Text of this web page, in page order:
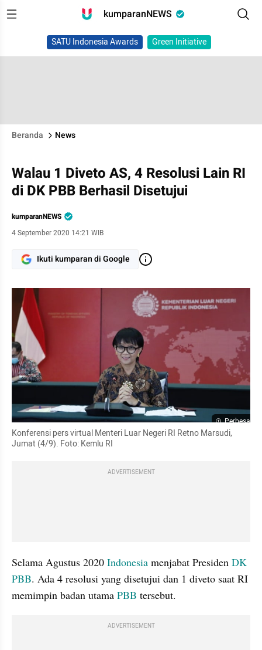
kumparanNEWS
SATU Indonesia Awards Green Initiative
Beranda News
Walau 1 Diveto AS, 4 Resolusi Lain RI
di DK PBB Berhasil Disetujui
kumparanNEWS
4 September 2020 14:21 WIB
Ikuti kumparan di Google
Perbesar
Konferensi pers virtual Menteri Luar Negeri RI Retno Marsudi,
Jumat (4/9). Foto: Kemlu RI
ADVERTISEMENT
Selama Agustus 2020 Indonesia menjabat Presiden DK
PBB. Ada 4 resolusi yang disetujui dan 1 diveto saat RI
memimpin badan utama PBB tersebut.
ADVERTISEMENT